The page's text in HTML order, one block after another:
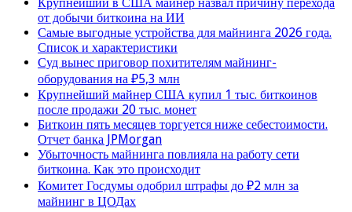
от добычи биткоина на ИИ
Самые выгодные устройства для майнинга 2026 года.
Список и характеристики
Суд вынес приговор похитителям майнинг-
оборудования на ₽5,3 млн
Крупнейший майнер США купил 1 тыс. биткоинов
после продажи 20 тыс. монет
Биткоин пять месяцев торгуется ниже себестоимости.
Отчет банка JPMorgan
Убыточность майнинга повлияла на работу сети
биткоина. Как это происходит
Комитет Госдумы одобрил штрафы до ₽2 млн за
майнинг в ЦОДах